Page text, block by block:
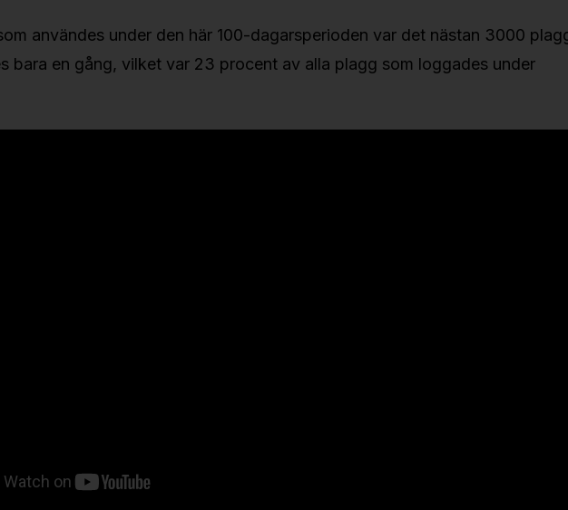
användes under den här 100-dagarsperioden var det nästan 3000
bara en gång, vilket var 23 procent av alla plagg som loggades under